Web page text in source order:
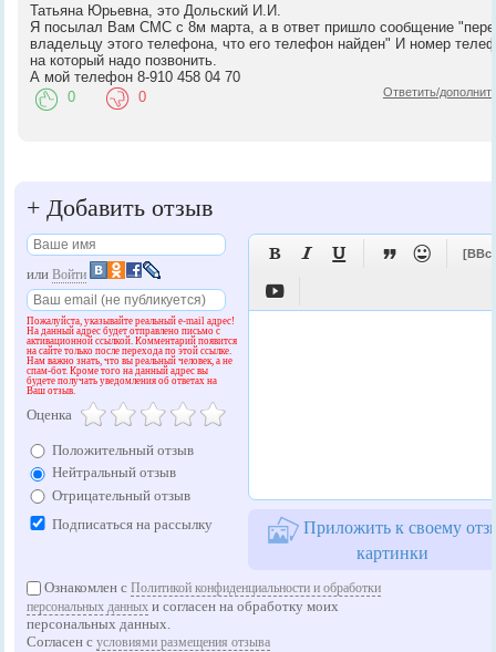
Татьяна Юрьевна, это Дольский И.И.
Я посылал Вам СМС с 8м марта, а в ответ пришло сообщение
владельцу этого телефона, что его телефон найден" И номер
на который надо позвонить.
А мой телефон 8-910 458 04 70
Ответить/
0 0
+ Добавить отзыв
илиВойти
Пожалуйста, указывайте реальный e-mail адрес!
На данный адрес будет отправлено письмо с
активационной ссылкой. Комментарий появится
на сайте только после перехода по этой ссылке.
Нам важно знать, что вы реальный человек, а не
спам-бот. Кроме того на данный адрес вы
будете получать уведомления об ответах на
Ваш отзыв.
Оценка
Положительный отзыв
Нейтральный отзыв
Отрицательный отзыв
Подписаться на рассылку
   


Приложить к своему
картинки
Ознакомлен сПолитикой конфиденциальности и обработки
персональных данных и согласен на обработку моих
персональных данных.
Согласен сусловиями размещения отзыва